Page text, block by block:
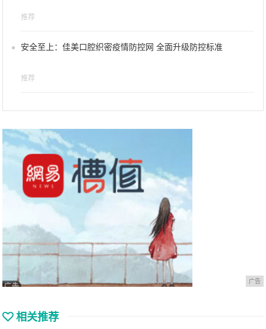
推荐
安全至上：佳美口腔织密疫情防控网 全面升级防控标准
推荐
广告
相关推荐